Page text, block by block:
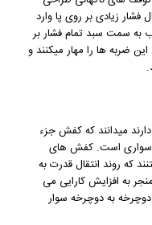
فشار زیادی بر روی پا وارد
به سمت سبد تمام فشار بر
ها را مهار میکنند و
میدانند که کفش جزء
سواری است. کفش های
روند انتقال قدرت به
به افزایش کارایی می
دوچرخه به دوچرخه سوار